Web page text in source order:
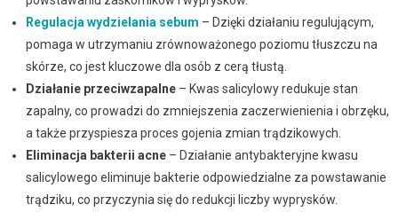
Regulacja wydzielania sebum – Dzięki działaniu regulującym,
pomaga w utrzymaniu zrównoważonego poziomu tłuszczu na
skórze, co jest kluczowe dla osób z cerą tłustą.
Działanie przeciwzapalne– Kwas salicylowy redukuje stan
zapalny, co prowadzi do zmniejszenia zaczerwienienia i obrzęku,
a także przyspiesza proces gojenia zmian trądzikowych.
Eliminacja bakterii acne– Działanie antybakteryjne kwasu
salicylowego eliminuje bakterie odpowiedzialne za powstawanie
trądziku, co przyczynia się do redukcji liczby wyprysków.